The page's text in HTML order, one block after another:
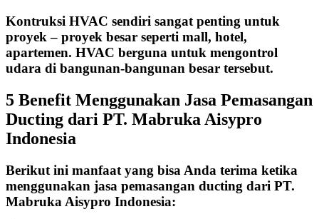
Kontruksi HVAC sendiri sangat penting untuk
proyek – proyek besar seperti mall, hotel,
apartemen. HVAC berguna untuk mengontrol
udara di bangunan-bangunan besar tersebut.
5 Benefit Menggunakan Jasa Pemasangan
Ducting dari PT. Mabruka Aisypro
Indonesia
Berikut ini manfaat yang bisa Anda terima ketika
menggunakan jasa pemasangan ducting dari PT.
Mabruka Aisypro Indonesia: